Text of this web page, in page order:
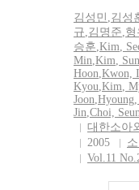
김성민 ,김성
규,김명준,
승훈,Kim,
Min,Kim,
Hoon,Kwon,
Kyou,Kim,
Joon,
Jin,Choi,
대한소아
2005
Vol.11